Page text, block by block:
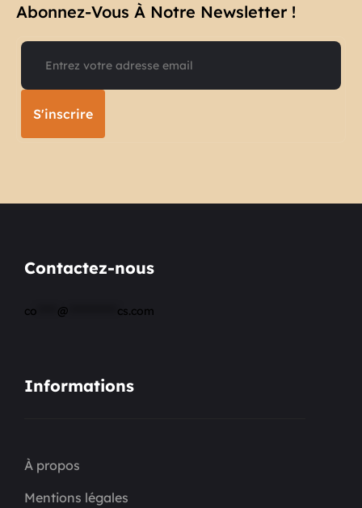
Abonnez-Vous À Notre Newsletter !​
S'inscrire
Contactez-nous
co @ cs.com
Informations
À propos
Mentions légales